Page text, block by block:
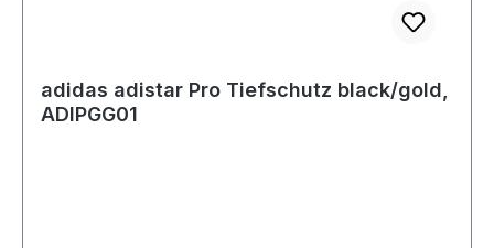
adidas adistar Pro Tiefschutz black/gold,
ADIPGG01